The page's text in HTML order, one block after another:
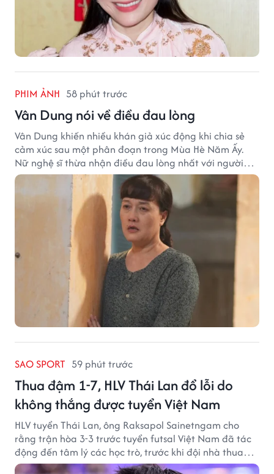
PHIM ẢNH 58 phút trước
Vân Dung nói về điều đau lòng
Vân Dung khiến nhiều khán giả xúc động khi chia sẻ
cảm xúc sau một phân đoạn trong Mùa Hè Năm Ấy.
Nữ nghệ sĩ thừa nhận điều đau lòng nhất với người
mẹ không phải sự nghèo khó, mà là khi các con phải
chứng kiến những tổn thương trong chính ngôi nhà
SAO SPORT 59 phút trước
Thua đậm 1-7, HLV Thái Lan đổ lỗi do
không thắng được tuyển Việt Nam
HLV tuyển Thái Lan, ông Raksapol Sainetngam cho
rằng trận hòa 3-3 trước tuyển futsal Việt Nam đã tác
động đến tâm lý các học trò, trước khi đội nhà thua
đậm Nga 1-7.